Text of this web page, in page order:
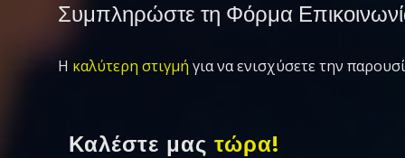
Συμπληρώστε τη Φόρμα
Η καλύτερη στιγμή για να ενισχύσετε την
Καλέστε μας τώρα!